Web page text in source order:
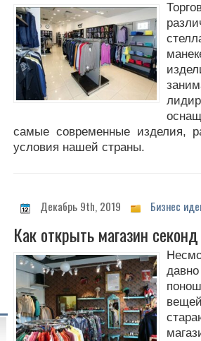
самые современные изделия,
условия нашей страны.
Декабрь 9th, 2019 Бизнес
Как открыть магазин